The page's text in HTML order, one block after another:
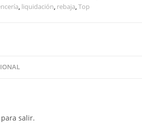
, liquidación, rebaja,Top
salir.